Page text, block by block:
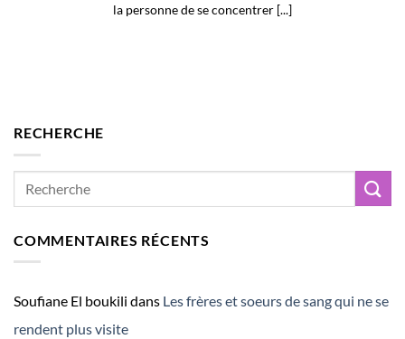
la personne de se concentrer [...]
RECHERCHE
COMMENTAIRES RÉCENTS
Soufiane El boukili dans Les frères et soeurs de sang qui ne se
rendent plus visite